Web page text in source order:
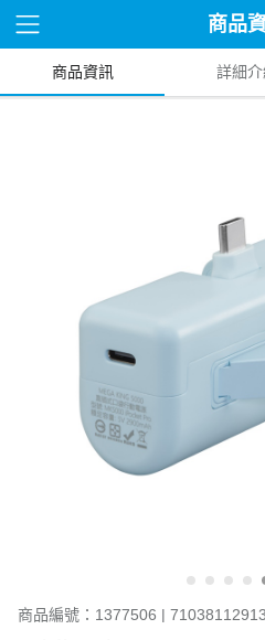
商品
商品資訊 詳細介
商品編號：1377506 |